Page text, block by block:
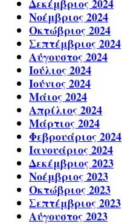
Δεκέμβριος 2024
Νοέμβριος 2024
Οκτώβριος 2024
Σεπτέμβριος 2024
Αύγουστος 2024
Ιούλιος 2024
Ιούνιος 2024
Μάιος 2024
Απρίλιος 2024
Μάρτιος 2024
Φεβρουάριος 2024
Ιανουάριος 2024
Δεκέμβριος 2023
Νοέμβριος 2023
Οκτώβριος 2023
Σεπτέμβριος 2023
Αύγουστος 2023